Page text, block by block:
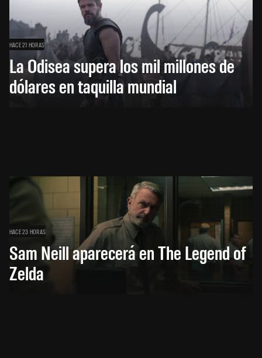
HACE 21 HORAS
La Odisea supera los mil millones de
dólares en taquilla mundial
HACE 23 HORAS
Sam Neill aparecerá en The Legend of
Zelda